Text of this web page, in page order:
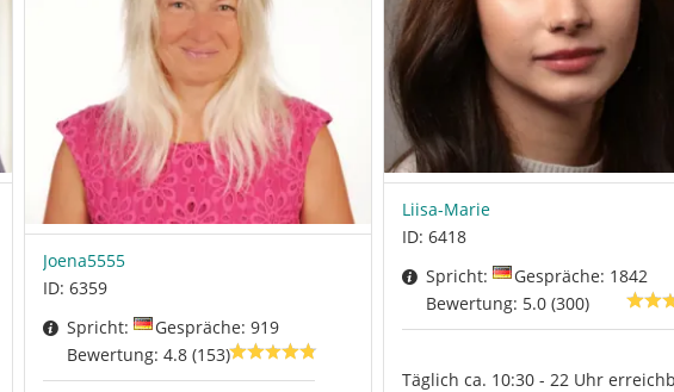
Joena5555
ID: 6359
Spricht:
Gespräche: 919
Bewertung: 4.8 (153)
Liisa-Marie
ID: 6418
Spricht:
Gespräche: 1842
Bewertung: 5.0 (300)
Täglich ca. 10:30 - 22 Uhr